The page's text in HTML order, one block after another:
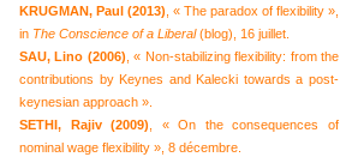
KRUGMAN, Paul (2013) , « The paradox of flexibility »,
in The Conscience of a Liberal(blog), 16 juillet.
SAU, Lino (2006) ,« Non-stabilizing flexibility: from the
contributions by Keynes and Kalecki towards a post-
keynesian approach ».
SETHI, Rajiv (2009) , « On the consequences of
nominal wage flexibility », 8 décembre.